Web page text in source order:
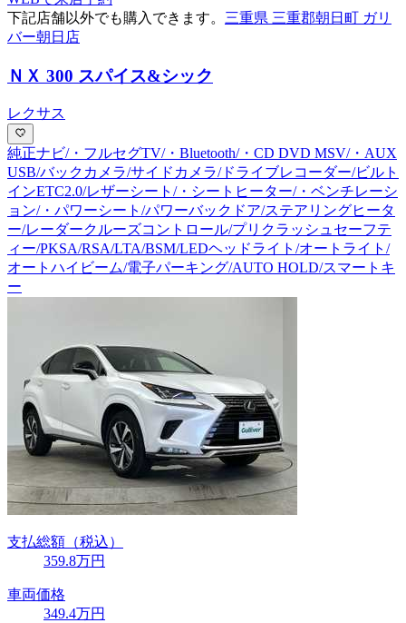
下記店舗以外でも購入できます。 三重県 三重郡朝日町 ガリ
バー朝日店
ＮＸ 300 スパイス&シック
レクサス
純正ナビ/・フルセグTV/・Bluetooth/・CD DVD MSV/・AUX
USB/バックカメラ/サイドカメラ/ドライブレコーダー/ビルト
インETC2.0/レザーシート/・シートヒーター/・ベンチレーシ
ョン/・パワーシート/パワーバックドア/ステアリングヒータ
ー/レーダークルーズコントロール/プリクラッシュセーフテ
ィー/PKSA/RSA/LTA/BSM/LEDヘッドライト/オートライト/
オートハイビーム/電子パーキング/AUTO HOLD/スマートキ
ー
支払総額 （税込）
359.8万円
車両価格
349.4万円